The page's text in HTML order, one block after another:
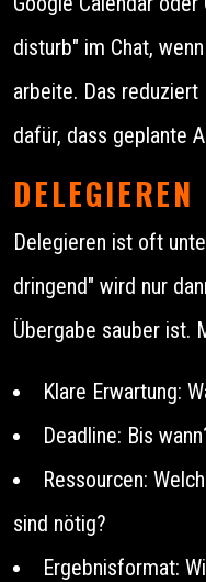
disturb" im Chat,
arbeite. Das
dafür, dass geplante
Delegieren ist oft
dringend" wird nur
Übergabe sauber ist.
Klare Erwartung:
Deadline: Bis
Ressourcen:
sind nötig?
Ergebnisformat: